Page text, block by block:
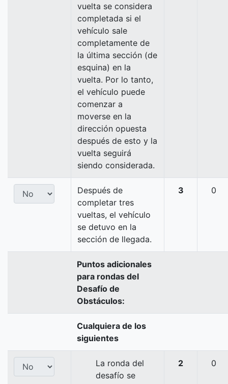
vuelta se considera
completada si el
vehículo sale
completamente de
la última sección (de
esquina) en la
vuelta. Por lo tanto,
el vehículo puede
comenzar a
moverse en la
dirección opuesta
después de esto y la
vuelta seguirá
siendo considerada.
Después de
completar tres
vueltas, el vehículo
se detuvo en la
sección de llegada.
3 0
Puntos adicionales
para rondas del
Desafío de
Obstáculos:
Cualquiera de los
siguientes
La ronda del
desafío se
2 0